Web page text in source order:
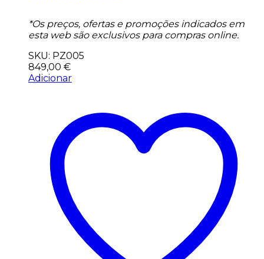
*Os preços, ofertas e promoções indicados em
esta web são exclusivos para compras online.
SKU: PZ005
849,00 €
Adicionar